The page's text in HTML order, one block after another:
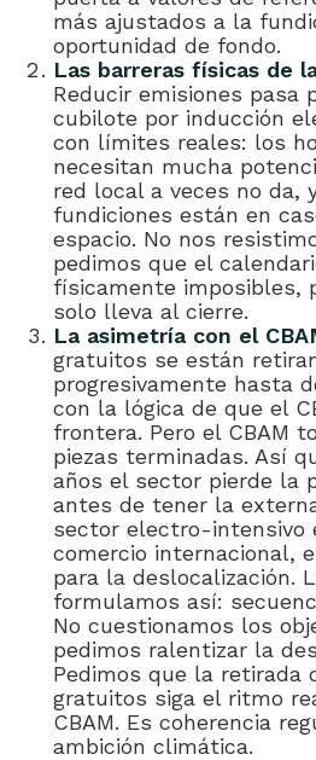
más ajustados a la
oportunidad de fondo.
Las barreras físicas de
Reducir emisiones pasa
cubilote por inducción
con límites reales: los
necesitan mucha
red local a veces no da,
fundiciones están en
espacio. No nos
pedimos que el
físicamente imposibles,
solo lleva al cierre.
La asimetría con el
gratuitos se están
progresivamente hasta
con la lógica de que el
frontera. Pero el CBAM
piezas terminadas. Así
años el sector pierde la
antes de tener la
sector electro-intensivo
comercio internacional,
para la deslocalización.
formulamos así:
No cuestionamos los
pedimos ralentizar la
Pedimos que la retirada
gratuitos siga el ritmo
CBAM. Es coherencia
ambición climática.